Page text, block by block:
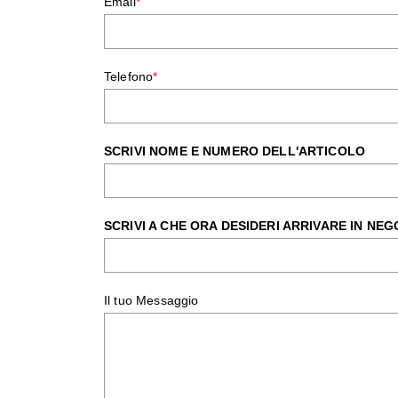
Telefono*
SCRIVI NOME E NUMERO DELL'ARTICOLO
SCRIVI A CHE ORA DESIDERI ARRIVARE IN
Il tuo Messaggio